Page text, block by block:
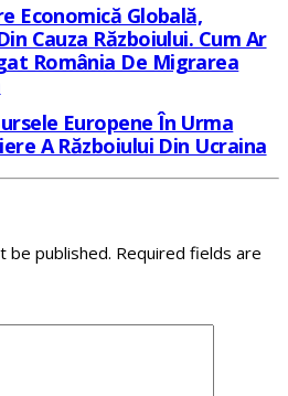
Economică Globală,
Cauza Războiului. Cum Ar
România De Migrarea
Europene În Urma
A Războiului Din Ucraina
be published. Required fields are